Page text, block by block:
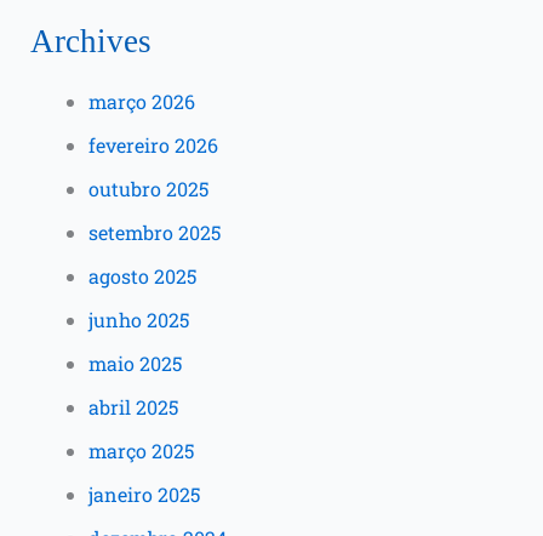
Archives
março 2026
fevereiro 2026
outubro 2025
setembro 2025
agosto 2025
junho 2025
maio 2025
abril 2025
março 2025
janeiro 2025